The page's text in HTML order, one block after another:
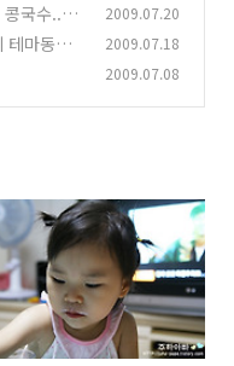
콩국수..너
2009.07.20
테마동물
2009.07.18
2009.07.08